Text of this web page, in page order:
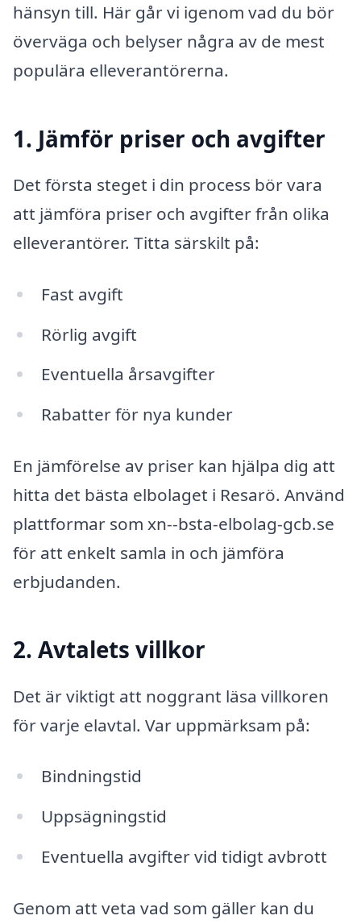
hänsyn till. Här går vi igenom vad du bör
överväga och belyser några av de mest
populära elleverantörerna.
1. Jämför priser och avgifter
Det första steget i din process bör vara
att jämföra priser och avgifter från olika
elleverantörer. Titta särskilt på:
Fast avgift
Rörlig avgift
Eventuella årsavgifter
Rabatter för nya kunder
En jämförelse av priser kan hjälpa dig att
hitta det bästa elbolaget i Resarö. Använd
plattformar som xn--bsta-elbolag-gcb.se
för att enkelt samla in och jämföra
erbjudanden.
2. Avtalets villkor
Det är viktigt att noggrant läsa villkoren
för varje elavtal. Var uppmärksam på:
Bindningstid
Uppsägningstid
Eventuella avgifter vid tidigt avbrott
Genom att veta vad som gäller kan du